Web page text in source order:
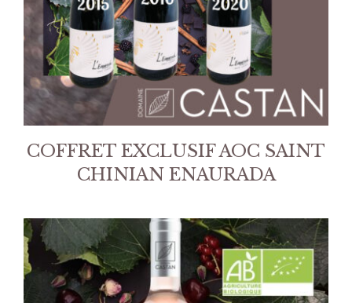
COFFRET EXCLUSIF AOC SAINT
CHINIAN ENAURADA